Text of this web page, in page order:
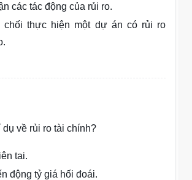
các tác động của rủi ro.
chối thực hiện một dự án có rủi ro
về rủi ro tài chính?
tai.
động tỷ giá hối đoái.